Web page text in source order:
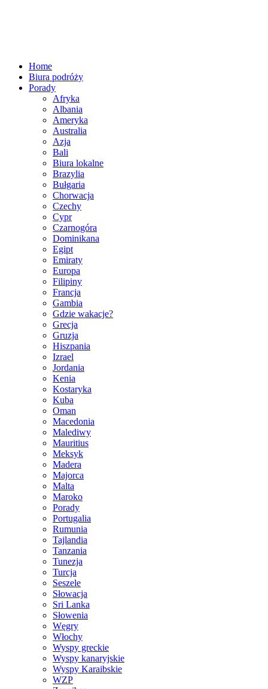
Home
Biura podróży
Porady
Afryka
Albania
Ameryka
Australia
Azja
Bali
Biura lokalne
Brazylia
Bułgaria
Chorwacja
Czechy
Cypr
Czarnogóra
Dominikana
Egipt
Emiraty
Europa
Filipiny
Francja
Gambia
Gdzie wakacje?
Grecja
Gruzja
Hiszpania
Izrael
Jordania
Kenia
Kostaryka
Kuba
Oman
Macedonia
Malediwy
Mauritius
Meksyk
Madera
Majorca
Malta
Maroko
Porady
Portugalia
Rumunia
Tajlandia
Tanzania
Tunezja
Turcja
Seszele
Słowacja
Sri Lanka
Słowenia
Węgry
Włochy
Wyspy greckie
Wyspy kanaryjskie
Wyspy Karaibskie
WZP